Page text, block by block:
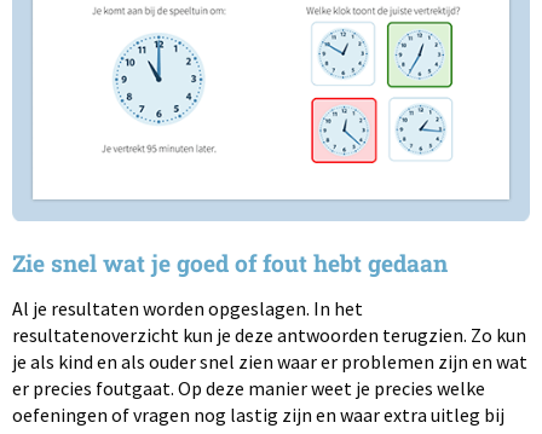
Zie snel wat je goed of fout hebt gedaan
Al je resultaten worden opgeslagen. In het
resultatenoverzicht kun je deze antwoorden terugzien. Zo kun
je als kind en als ouder snel zien waar er problemen zijn en wat
er precies foutgaat. Op deze manier weet je precies welke
oefeningen of vragen nog lastig zijn en waar extra uitleg bij